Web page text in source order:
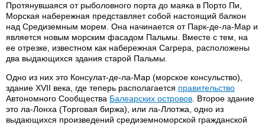
Протянувшаяся от рыболовного порта до маяка в Порто Пи,
Морская набережная представляет собой настоящий балкон
над Средиземным морем. Она начинается от Парк-де-ла-Мар и
является новым морским фасадом Пальмы. Вместе с тем, на
ее отрезке, известном как набережная Сагрера, расположены
два выдающихся здания старой Пальмы.
Одно из них это Консулат-де-ла-Мар (морское консульство),
здание XVII века, где теперь располагается правительство
Автономного Сообщества Балеарских островов . Второе здание
это ла-Лонха (Торговая биржа), или ла-Ллотжа, одно из
выдающихся произведений средиземноморской гражданской